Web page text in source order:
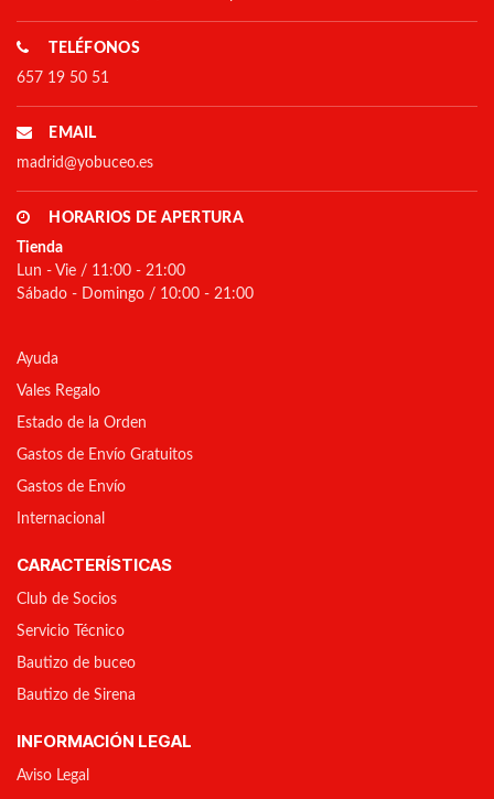
TELÉFONOS
657 19 50 51
EMAIL
madrid@yobuceo.es
HORARIOS DE APERTURA
Tienda
Lun - Vie / 11:00 - 21:00
Sábado - Domingo / 10:00 - 21:00
Ayuda
Vales Regalo
Estado de la Orden
Gastos de Envío Gratuitos
Gastos de Envío
Internacional
CARACTERÍSTICAS
Club de Socios
Servicio Técnico
Bautizo de buceo
Bautizo de Sirena
INFORMACIÓN LEGAL
Aviso Legal